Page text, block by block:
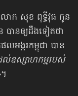
ោក សុខ ពុទ្ធីវុធ កូន
បានឲ្យដឹងទៀតថា
អង្ករកម្ពុជា បាន
ល់ឧស្សាហកម្មរបស់